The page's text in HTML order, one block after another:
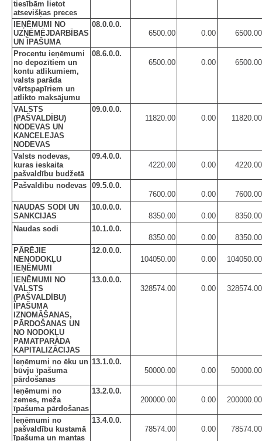
tiesībām lietot
atsevišķas preces
IEŅĒMUMI NO
UZŅĒMĒJDARBĪBAS
UN ĪPAŠUMA
08.0.0.0.
6500.00
0.00 6500.00
Procentu ieņēmumi
no depozītiem un
kontu atlikumiem,
valsts parāda
vērtspapīriem un
atlikto maksājumu
08.6.0.0.
6500.00
0.00 6500.00
VALSTS
(PAŠVALDĪBU)
NODEVAS UN
KANCELEJAS
NODEVAS
09.0.0.0.
11820.00
0.00 11820.00
Valsts nodevas,
kuras ieskaita
pašvaldību budžetā
09.4.0.0.
4220.00
0.00 4220.00
Pašvaldību nodevas 09.5.0.0.
7600.00
0.00
7600.00
NAUDAS SODI UN
SANKCIJAS
10.0.0.0.
8350.00
0.00
8350.00
Naudas sodi
10.1.0.0.
8350.00
0.00
8350.00
PĀRĒJIE
NENODOKĻU
IEŅĒMUMI
12.0.0.0.
104050.00
0.00 104050.00
IEŅĒMUMI NO
VALSTS
(PAŠVALDĪBU)
ĪPAŠUMA
IZNOMĀŠANAS,
PĀRDOŠANAS UN
NO NODOKĻU
PAMATPARĀDA
KAPITALIZĀCIJAS
13.0.0.0.
328574.00
0.00 328574.00
Ieņēmumi no ēku un
būvju īpašuma
pārdošanas
13.1.0.0.
50000.00
0.00 50000.00
Ieņēmumi no
zemes, meža
īpašuma pārdošanas
13.2.0.0.
200000.00
0.00 200000.00
Ieņēmumi no
pašvaldību kustamā
īpašuma un mantas
13.4.0.0.
78574.00
0.00 78574.00